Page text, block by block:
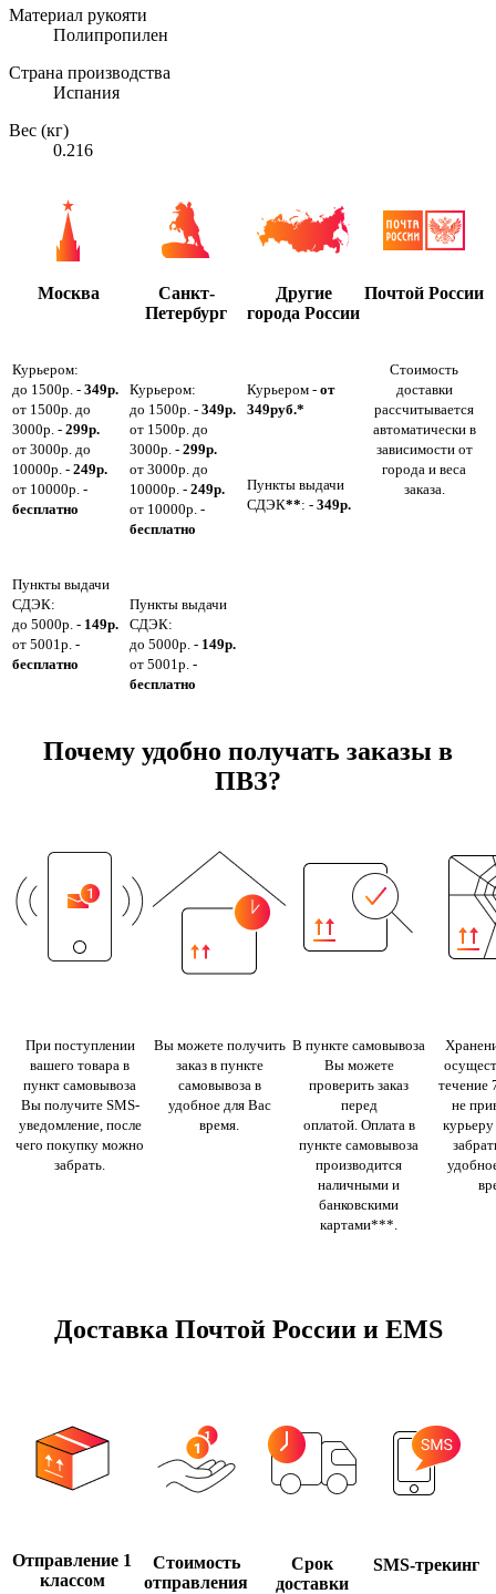
Материал рукояти
Полипропилен
Страна производства
Испания
Вес (кг)
0.216
Москва
Курьером:
до 1500р. - 349р.
от 1500р. до
3000р. - 299р.
от 3000р. до
10000р. - 249р.
от 10000р. -
бесплатно
Пункты выдачи
СДЭК:
до 5000р. - 149р.
от 5001р. -
бесплатно
Санкт-
Петербург
Курьером:
до 1500р. - 349р.
от 1500р. до
3000р. - 299р.
от 3000р. до
10000р. - 249р.
от 10000р. -
бесплатно
Пункты выдачи
СДЭК:
до 5000р. - 149р.
от 5001р. -
бесплатно
Другие
города России
Курьером - от
349руб.*
Пункты выдачи
СДЭК**: - 349р.
Почтой России
Стоимость
доставки
рассчитывается
автоматически в
зависимости от
города и веса
заказа.
Почему удобно получать заказы в
ПВЗ?
При поступлении
вашего товара в
пункт самовывоза
Вы получите SMS-
уведомление, после
чего покупку можно
забрать.
Вы можете получить
заказ в пункте
самовывоза в
удобное для Вас
время.
В пункте самовывоза
Вы можете
проверить заказ
перед
оплатой. Оплата в
пункте самовывоза
производится
наличными и
банковскими
картами***.
течение
не
Доставка Почтой России и EMS
Отправление 1
классом
Стоимость
отправления
Срок
доставки
SMS-трекинг